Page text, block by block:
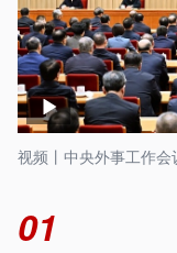
视频丨中央外事工作
01